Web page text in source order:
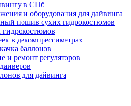
в СПб
и оборудования для дайвинга
пошив сухих гидрокостюмов
гидрокостюмов
в декомпрессиметрах
баллонов
и ремонт регуляторов
для дайвинга